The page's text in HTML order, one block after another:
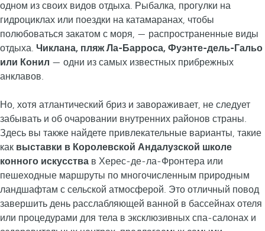
одном из своих видов отдыха. Рыбалка, прогулки на
гидроциклах или поездки на катамаранах, чтобы
полюбоваться закатом с моря, — распространенные виды
отдыха. Чиклана, пляж Ла-Барроса, Фуэнте-дель-Гальо
или Конил — одни из самых известных прибрежных
анклавов.
Но, хотя атлантический бриз и завораживает, не следует
забывать и об очаровании внутренних районов страны.
Здесь вы также найдете привлекательные варианты, такие
как выставки в Королевской Андалузской школе
конного искусства в Херес-де-ла-Фронтера или
пешеходные маршруты по многочисленным природным
ландшафтам с сельской атмосферой. Это отличный повод
завершить день расслабляющей ванной в бассейнах отеля
или процедурами для тела в эксклюзивных спа-салонах и